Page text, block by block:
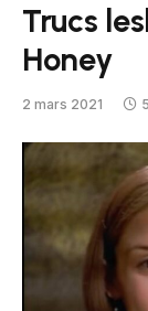
Trucs
Honey
2 mars 2021